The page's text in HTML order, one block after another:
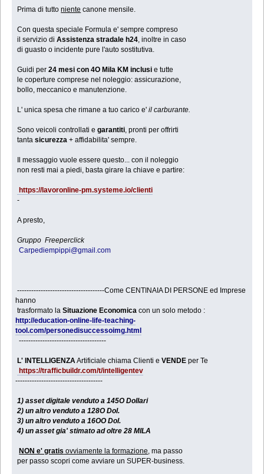
Prima di tuttoniente canone mensile.
Con questa speciale Formula e' sempre compreso
il servizio diAssistenza stradale h24 , inoltre in caso
di guasto o incidente pure l'auto sostitutiva.
Guidi per24 mesi con 4O Mila KM inclusi e tutte
le coperture comprese nel noleggio: assicurazione,
bollo, meccanico e manutenzione.
L' unica spesa che rimane a tuo carico e'il carburante.
Sono veicoli controllati egarantiti , pronti per offrirti
tantasicurezza + affidabilita' sempre.
Il messaggio vuole essere questo... con il noleggio
non resti mai a piedi, basta girare la chiave e partire:
https://lavoronline-pm.systeme.io/clienti
-
A presto,
Gruppo Freeperclick
Carpediempippi@gmail.com
-------------------------------------Come CENTINAIA DI PERSONE ed Imprese
hanno
trasformato laSituazione Economica con un solo metodo :
http://education-online-life-teaching-
tool.com/personedisuccessoimg.html
-------------------------------------
L' INTELLIGENZA Artificiale chiama Clienti eVENDE per Te
https://trafficbuildr.com/t/intelligentev
-------------------------------------
1) asset digitale venduto a 145O Dollari
2) un altro venduto a 128O Dol.
3) un altro venduto a 16OO Dol.
4) un asset gia' stimato ad oltre 28 MILA
NON e' gratis ovviamente la formazione , ma passo
per passo scopri come avviare un SUPER-business.